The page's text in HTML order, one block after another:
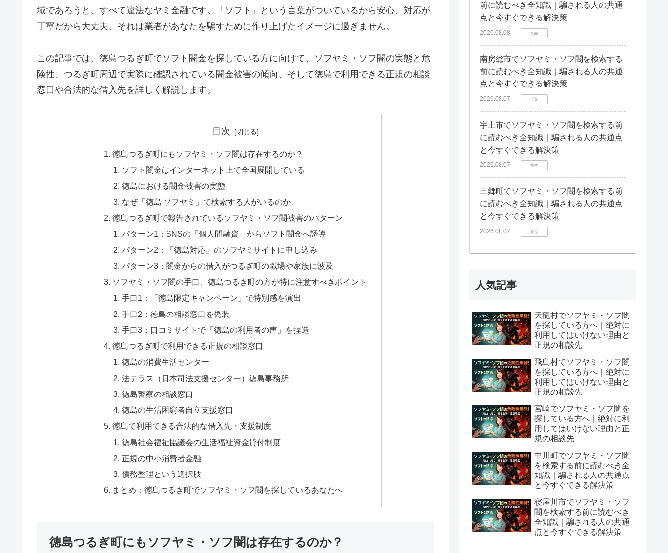
域であろうと、すべて違法なヤミ金融です。「ソフト」という言葉がついているから安心、対応が
丁寧だから大丈夫、それは業者があなたを騙すために作り上げたイメージに過ぎません。
この記事では、徳島つるぎ町でソフト闇金を探している方に向けて、ソフヤミ・ソフ闇の実態と危
険性、つるぎ町周辺で実際に確認されている闇金被害の傾向、そして徳島で利用できる正規の相談
窓口や合法的な借入先を詳しく解説します。
目次
徳島つるぎ町にもソフヤミ・ソフ闇は存在するのか？
ソフト闇金はインターネット上で全国展開している
徳島における闇金被害の実態
なぜ「徳島 ソフヤミ」で検索する人がいるのか
徳島つるぎ町で報告されているソフヤミ・ソフ闇被害のパターン
パターン1：SNSの「個人間融資」からソフト闇金へ誘導
パターン2：「徳島対応」のソフヤミサイトに申し込み
パターン3：闇金からの借入がつるぎ町の職場や家族に波及
ソフヤミ・ソフ闇の手口、徳島つるぎ町の方が特に注意すべきポイント
手口1：「徳島限定キャンペーン」で特別感を演出
手口2：徳島の相談窓口を偽装
手口3：口コミサイトで「徳島の利用者の声」を捏造
徳島つるぎ町で利用できる正規の相談窓口
徳島の消費生活センター
法テラス（日本司法支援センター）徳島事務所
徳島警察の相談窓口
徳島の生活困窮者自立支援窓口
徳島で利用できる合法的な借入先・支援制度
徳島社会福祉協議会の生活福祉資金貸付制度
正規の中小消費者金融
債務整理という選択肢
まとめ：徳島つるぎ町でソフヤミ・ソフ闇を探しているあなたへ
徳島つるぎ町にもソフヤミ・ソフ闇は存在するのか？
前に読むべき全知識｜騙される人の共通
点と今すぐできる解決策
2026.08.08 宮崎
南房総市でソフヤミ・ソフ闇を検索する
前に読むべき全知識｜騙される人の共通
点と今すぐできる解決策
2026.08.07 千葉
宇土市でソフヤミ・ソフ闇を検索する前
に読むべき全知識｜騙される人の共通点
と今すぐできる解決策
2026.08.07 熊本
三郷町でソフヤミ・ソフ闇を検索する前
に読むべき全知識｜騙される人の共通点
と今すぐできる解決策
2026.08.07 奈良
人気記事
天龍村でソフヤミ・ソフ闇
を探している方へ｜絶対に
利用してはいけない理由と
正規の相談先
飛島村でソフヤミ・ソフ闇
を探している方へ｜絶対に
利用してはいけない理由と
正規の相談先
宮崎でソフヤミ・ソフ闇を
探している方へ｜絶対に利
用してはいけない理由と正
規の相談先
中川町でソフヤミ・ソフ闇
を検索する前に読むべき全
知識｜騙される人の共通点
と今すぐできる解決策
寝屋川市でソフヤミ・ソフ
闇を検索する前に読むべき
全知識｜騙される人の共通
点と今すぐできる解決策